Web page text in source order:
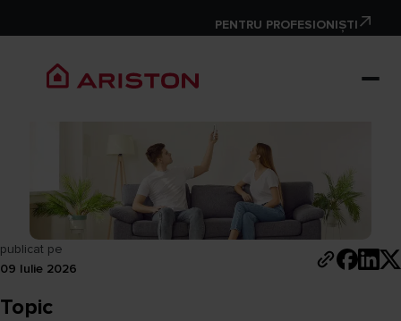
PENTRU PROFESIONIȘTI
Ce este un deflector de aer
condiționat?
publicat pe
09 Iulie 2026
Topic